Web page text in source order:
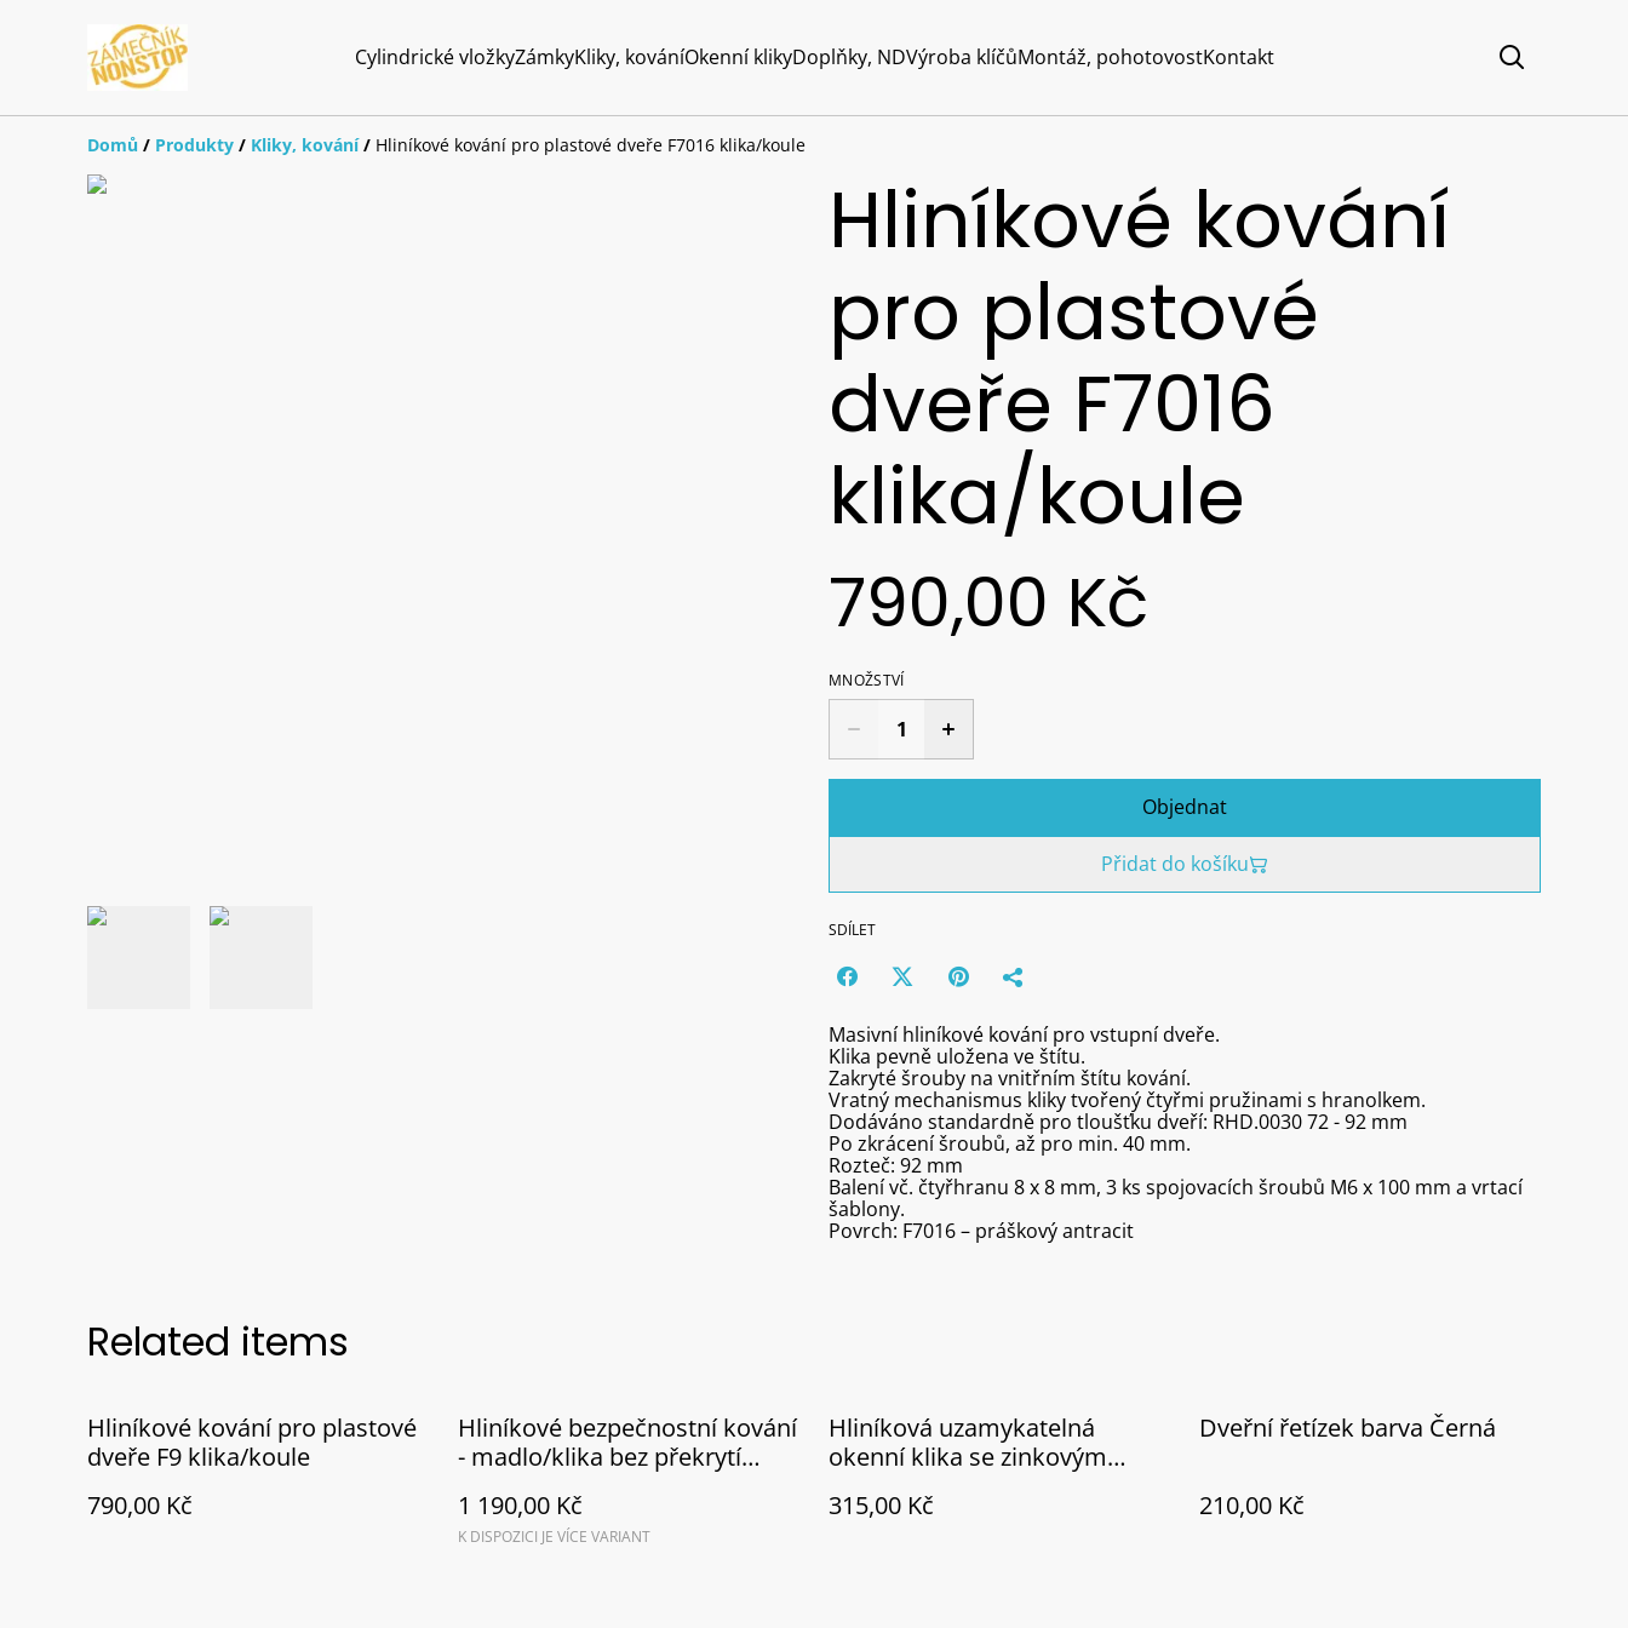
Cylindrické vložkyZámkyKliky, kováníOkenní klikyDoplňky, NDVýroba klíčůMontáž, pohotovostKontakt
Domů / Produkty / Kliky, kování / Hliníkové kování pro plastové dveře F7016 klika/koule
Hliníkové kování
pro plastové
dveře F7016
klika/koule
790,00 Kč
MNOŽSTVÍ
Objednat
Přidat do košíku
SDÍLET
Masivní hliníkové kování pro vstupní dveře.
Klika pevně uložena ve štítu.
Zakryté šrouby na vnitřním štítu kování.
Vratný mechanismus kliky tvořený čtyřmi pružinami s hranolkem.
Dodáváno standardně pro tloušťku dveří: RHD.0030 72 - 92 mm
Po zkrácení šroubů, až pro min. 40 mm.
Rozteč: 92 mm
Balení vč. čtyřhranu 8 x 8 mm, 3 ks spojovacích šroubů M6 x 100 mm a vrtací
šablony.
Povrch: F7016 – práškový antracit
Related items
Hliníkové kování pro plastové
dveře F9 klika/koule
790,00 Kč
Hliníkové bezpečnostní kování
- madlo/klika bez překrytí
1 190,00 Kč
K DISPOZICI JE VÍCE VARIANT
Hliníková uzamykatelná
okenní klika se zinkovým
315,00 Kč
Dveřní řetízek barva Černá
210,00 Kč